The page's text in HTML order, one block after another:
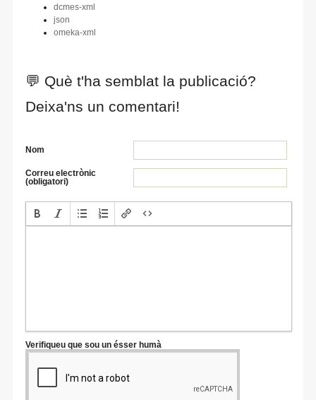
dcmes-xml
json
omeka-xml
💬 Què t'ha semblat la publicació?
Deixa'ns un comentari!
Nom
Correu electrònic
(obligatori)
Verifiqueu que sou un ésser humà